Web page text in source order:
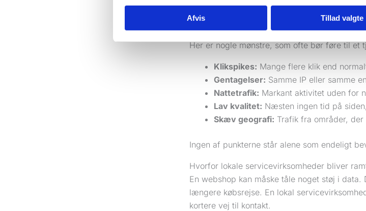
Afvis Tillad valgte
men store afvigelser bør undersøges.
Her er nogle mønstre, som ofte bør føre til et
Klikspikes: Mange flere klik end
Gentagelser: Samme IP eller samme
Nattetrafik: Markant aktivitet uden for
Lav kvalitet: Næsten ingen tid på
Skæv geografi: Trafik fra områder,
Ingen af punkterne står alene som endeligt
Hvorfor lokale servicevirksomheder bliver
En webshop kan måske tåle noget støj i
længere købsrejse. En lokal
kortere vej til kontakt.